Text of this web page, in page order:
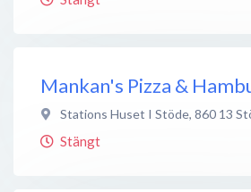
Mankan's Pizza &
Stations Huset I Stöde, 860 13
Stängt